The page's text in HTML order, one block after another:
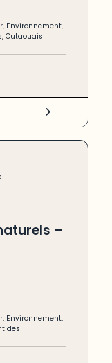
, Environnement,
,Outaouais
–
, Environnement,